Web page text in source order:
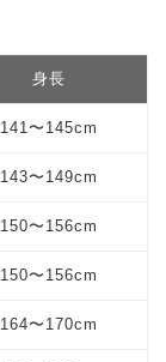
身長
141〜145cm
143〜149cm
150〜156cm
150〜156cm
164〜170cm